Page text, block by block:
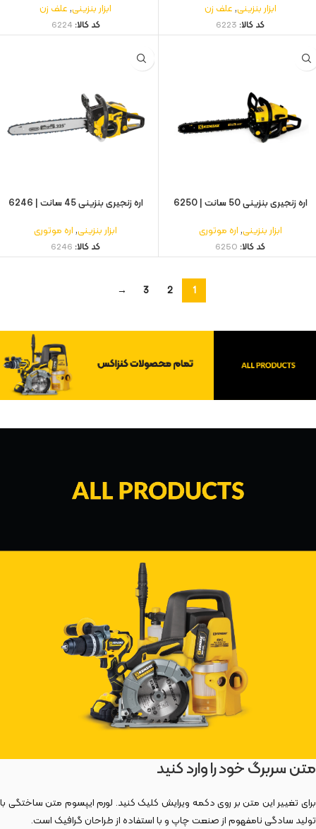
ابزار بنزینی,علف زن
کد کالا: 6223
ابزار بنزینی,علف زن
کد کالا: 6224
اره زنجیری بنزینی 50 سانت | 6250
ابزار بنزینی,اره موتوری
کد کالا: 6250
اره زنجیری بنزینی 45 سانت | 6246
ابزار بنزینی,اره موتوری
کد کالا: 6246
1
2
3
→
متن سربرگ خود را وارد کنید
برای تغییر این متن بر روی دکمه ویرایش کلیک کنید. لورم ایپسوم متن ساختگی با
تولید سادگی نامفهوم از صنعت چاپ و با استفاده از طراحان گرافیک است.